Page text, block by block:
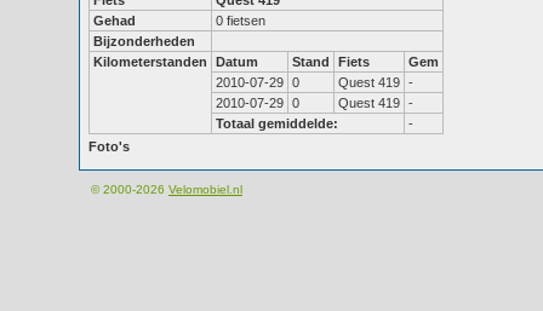
Gehad
0 fietsen
Bijzonderheden
Kilometerstanden
Datum Stand Fiets
Gem
2010-07-29 0 Quest 419 -
2010-07-29 0 Quest 419 -
Totaal gemiddelde:
-
Foto's
© 2000-2026 Velomobiel.nl